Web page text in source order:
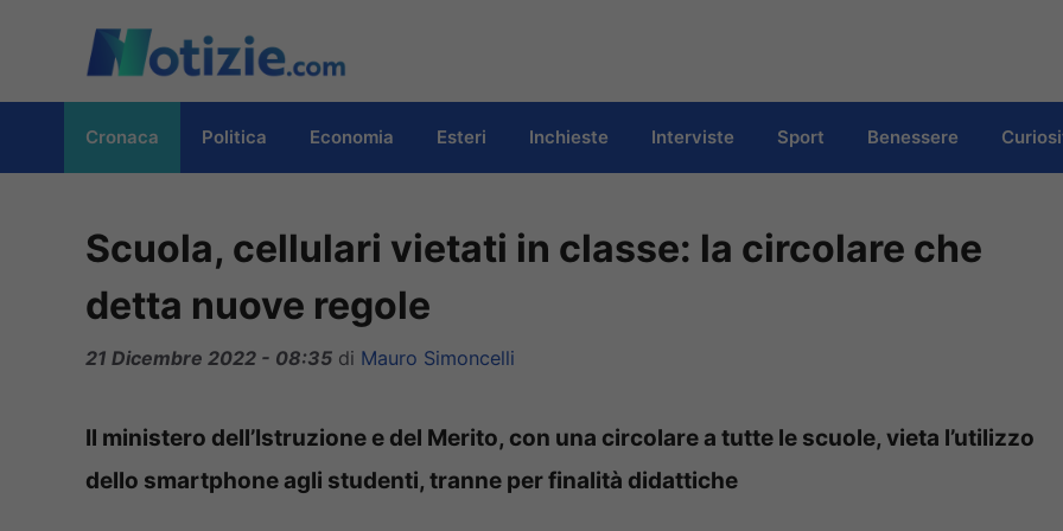
contenuto
Cronaca Politica Economia Esteri Inchieste Interviste Sport Benessere
Scuola, cellulari vietati in classe: la circolare che
detta nuove regole
21 Dicembre 2022 - 08:35 di Mauro Simoncelli
Il ministero dell’Istruzione e del Merito, con una circolare a tutte le scuole, vieta l’utilizzo
dello smartphone agli studenti, tranne per finalità didattiche